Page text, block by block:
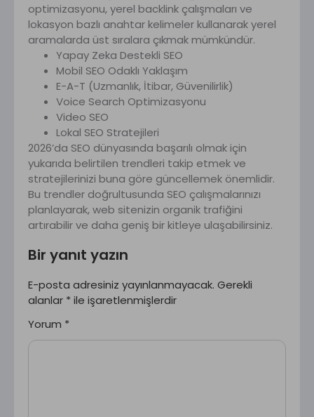
optimizasyonu, yerel backlink çalışmaları ve
lokasyon bazlı anahtar kelimeler kullanarak yerel
aramalarda üst sıralara çıkmak mümkündür.
Yapay Zeka Destekli SEO
Mobil SEO Odaklı Yaklaşım
E-A-T (Uzmanlık, İtibar, Güvenilirlik)
Voice Search Optimizasyonu
Video SEO
Lokal SEO Stratejileri
2026’da SEO dünyasında başarılı olmak için
yukarıda belirtilen trendleri takip etmek ve
stratejilerinizi buna göre güncellemek önemlidir.
Bu trendler doğrultusunda SEO çalışmalarınızı
planlayarak, web sitenizin organik trafiğini
artırabilir ve daha geniş bir kitleye ulaşabilirsiniz.
Bir yanıt yazın
E-posta adresiniz yayınlanmayacak. Gerekli
alanlar * ile işaretlenmişlerdir
Yorum *